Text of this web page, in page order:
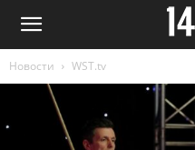
Новости WST.tv